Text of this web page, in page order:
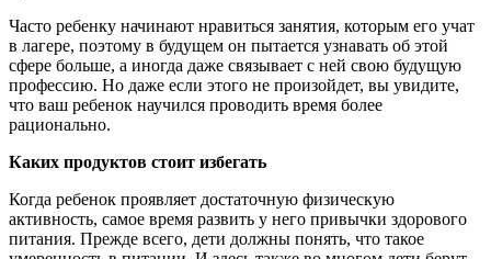
Часто ребенку начинают нравиться занятия, которым его учат
в лагере, поэтому в будущем он пытается узнавать об этой
сфере больше, а иногда даже связывает с ней свою будущую
профессию. Но даже если этого не произойдет, вы увидите,
что ваш ребенок научился проводить время более
рационально.
Каких продуктов стоит избегать
Когда ребенок проявляет достаточную физическую
активность, самое время развить у него привычки здорового
питания. Прежде всего, дети должны понять, что такое